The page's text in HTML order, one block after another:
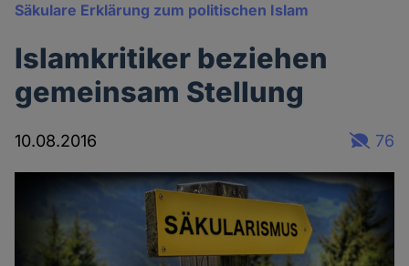
Säkulare Erklärung zum politischen Islam
Islamkritiker beziehen
gemeinsam Stellung
10.08.2016 76